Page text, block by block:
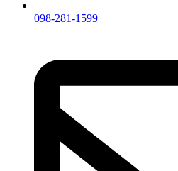
098-281-1599